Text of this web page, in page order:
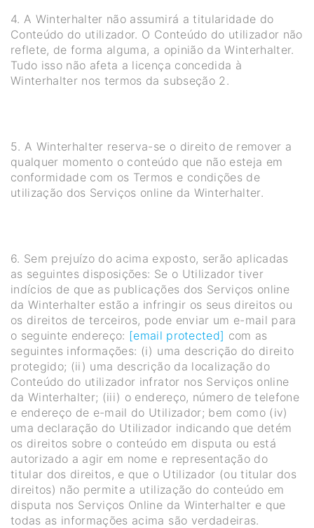
4. A Winterhalter não assumirá a titularidade do
Conteúdo do utilizador. O Conteúdo do utilizador não
reflete, de forma alguma, a opinião da Winterhalter.
Tudo isso não afeta a licença concedida à
Winterhalter nos termos da subseção 2.
5. A Winterhalter reserva-se o direito de remover a
qualquer momento o conteúdo que não esteja em
conformidade com os Termos e condições de
utilização dos Serviços online da Winterhalter.
6. Sem prejuízo do acima exposto, serão aplicadas
as seguintes disposições: Se o Utilizador tiver
indícios de que as publicações dos Serviços online
da Winterhalter estão a infringir os seus direitos ou
os direitos de terceiros, pode enviar um e-mail para
o seguinte endereço: [email protected] com as
seguintes informações: (i) uma descrição do direito
protegido; (ii) uma descrição da localização do
Conteúdo do utilizador infrator nos Serviços online
da Winterhalter; (iii) o endereço, número de telefone
e endereço de e-mail do Utilizador; bem como (iv)
uma declaração do Utilizador indicando que detém
os direitos sobre o conteúdo em disputa ou está
autorizado a agir em nome e representação do
titular dos direitos, e que o Utilizador (ou titular dos
direitos) não permite a utilização do conteúdo em
disputa nos Serviços Online da Winterhalter e que
todas as informações acima são verdadeiras.